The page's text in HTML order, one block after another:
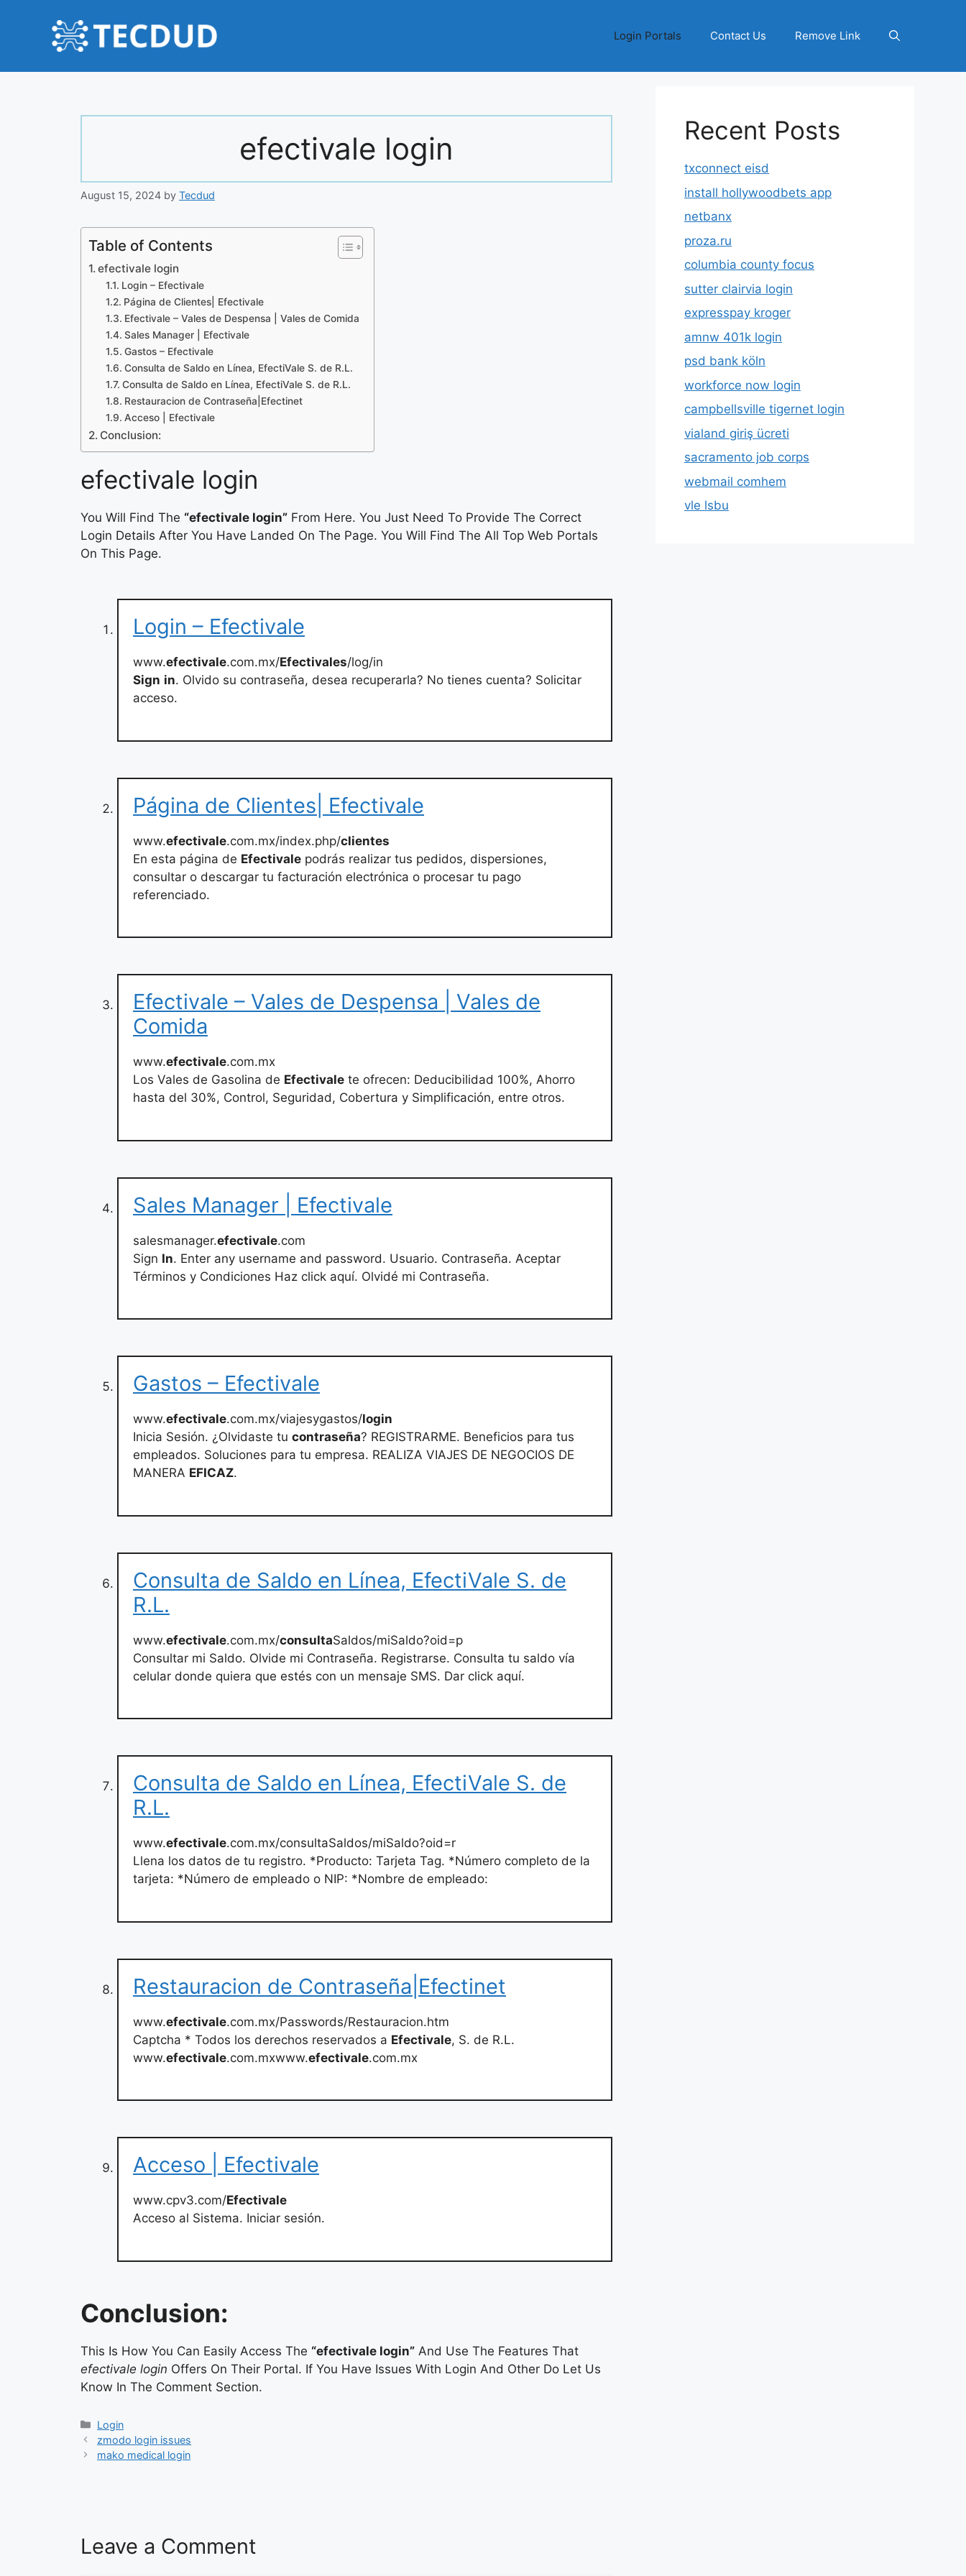
Login Portals Contact Us Remove Link
efectivale login
August 15, 2024 by Tecdud
Table of Contents
efectivale login
Login – Efectivale
Página de Clientes| Efectivale
Efectivale – Vales de Despensa | Vales de Comida
Sales Manager | Efectivale
Gastos – Efectivale
Consulta de Saldo en Línea, EfectiVale S. de R.L.
Consulta de Saldo en Línea, EfectiVale S. de R.L.
Restauracion de Contraseña|Efectinet
Acceso | Efectivale
Conclusion:
efectivale login
You Will Find The “efectivale login” From Here. You Just Need To Provide The Correct
Login Details After You Have Landed On The Page. You Will Find The All Top Web Portals
On This Page.
Login – Efectivale
www.efectivale.com.mx/Efectivales/log/in
Sign in. Olvido su contraseña, desea recuperarla? No tienes cuenta? Solicitar
acceso.
Página de Clientes| Efectivale
www.efectivale.com.mx/index.php/clientes
En esta página de Efectivale podrás realizar tus pedidos, dispersiones,
consultar o descargar tu facturación electrónica o procesar tu pago
referenciado.
Efectivale – Vales de Despensa | Vales de
Comida
www.efectivale.com.mx
Los Vales de Gasolina de Efectivale te ofrecen: Deducibilidad 100%, Ahorro
hasta del 30%, Control, Seguridad, Cobertura y Simplificación, entre otros.
Sales Manager | Efectivale
salesmanager.efectivale.com
Sign In. Enter any username and password. Usuario. Contraseña. Aceptar
Términos y Condiciones Haz click aquí. Olvidé mi Contraseña.
Gastos – Efectivale
www.efectivale.com.mx/viajesygastos/login
Inicia Sesión. ¿Olvidaste tu contraseña? REGISTRARME. Beneficios para tus
empleados. Soluciones para tu empresa. REALIZA VIAJES DE NEGOCIOS DE
MANERA EFICAZ.
Consulta de Saldo en Línea, EfectiVale S. de
R.L.
www.efectivale.com.mx/consultaSaldos/miSaldo?oid=p
Consultar mi Saldo. Olvide mi Contraseña. Registrarse. Consulta tu saldo vía
celular donde quiera que estés con un mensaje SMS. Dar click aquí.
Consulta de Saldo en Línea, EfectiVale S. de
R.L.
www.efectivale.com.mx/consultaSaldos/miSaldo?oid=r
Llena los datos de tu registro. *Producto: Tarjeta Tag. *Número completo de la
tarjeta: *Número de empleado o NIP: *Nombre de empleado:
Restauracion de Contraseña|Efectinet
www.efectivale.com.mx/Passwords/Restauracion.htm
Captcha * Todos los derechos reservados a Efectivale, S. de R.L.
www.efectivale.com.mxwww.efectivale.com.mx
Acceso | Efectivale
www.cpv3.com/Efectivale
Acceso al Sistema. Iniciar sesión.
Conclusion:
This Is How You Can Easily Access The “efectivale login” And Use The Features That
efectivale login Offers On Their Portal. If You Have Issues With Login And Other Do Let Us
Know In The Comment Section.
Categories
Login
zmodo login issues
mako medical login
Leave a Comment
Recent Posts
txconnect eisd
install hollywoodbets app
netbanx
proza.ru
columbia county focus
sutter clairvia login
expresspay kroger
amnw 401k login
psd bank köln
workforce now login
campbellsville tigernet login
vialand giriş ücreti
sacramento job corps
webmail comhem
vle lsbu